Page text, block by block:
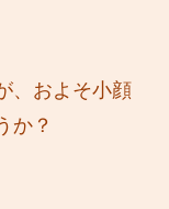
、およそ小顔
か？